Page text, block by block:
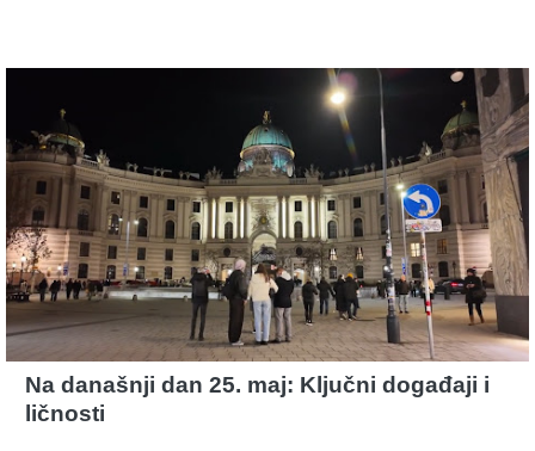
Na današnji dan 25. maj: Ključni događaji i
ličnosti